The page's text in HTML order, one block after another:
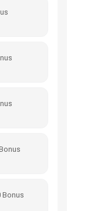
Bonus